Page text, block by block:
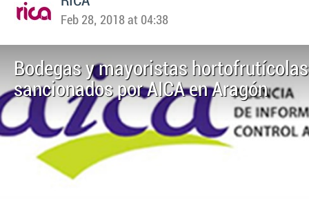
Feb 28, 2018 at 04:38
Bodegas y mayoristas
sancionados por AICA en Aragón